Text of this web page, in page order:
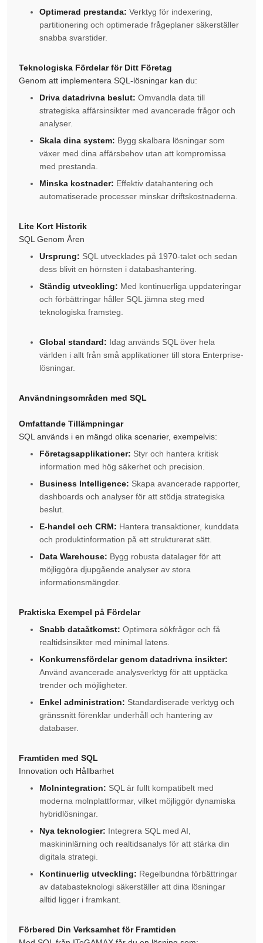
Optimerad prestanda: Verktyg för indexering,
partitionering och optimerade frågeplaner säkerställer
snabba svarstider.
Teknologiska Fördelar för Ditt Företag
Genom att implementera SQL-lösningar kan du:
Driva datadrivna beslut: Omvandla data till
strategiska affärsinsikter med avancerade frågor och
analyser.
Skala dina system: Bygg skalbara lösningar som
växer med dina affärsbehov utan att kompromissa
med prestanda.
Minska kostnader: Effektiv datahantering och
automatiserade processer minskar driftskostnaderna.
Lite Kort Historik
SQL Genom Åren
Ursprung: SQL utvecklades på 1970-talet och sedan
dess blivit en hörnsten i databashantering.
Ständig utveckling: Med kontinuerliga uppdateringar
och förbättringar håller SQL jämna steg med
teknologiska framsteg.
Global standard: Idag används SQL över hela
världen i allt från små applikationer till stora Enterprise-
lösningar.
Användningsområden med SQL
Omfattande Tillämpningar
SQL används i en mängd olika scenarier, exempelvis:
Företagsapplikationer: Styr och hantera kritisk
information med hög säkerhet och precision.
Business Intelligence: Skapa avancerade rapporter,
dashboards och analyser för att stödja strategiska
beslut.
E-handel och CRM: Hantera transaktioner, kunddata
och produktinformation på ett strukturerat sätt.
Data Warehouse: Bygg robusta datalager för att
möjliggöra djupgående analyser av stora
informationsmängder.
Praktiska Exempel på Fördelar
Snabb dataåtkomst: Optimera sökfrågor och få
realtidsinsikter med minimal latens.
Konkurrensfördelar genom datadrivna insikter:
Använd avancerade analysverktyg för att upptäcka
trender och möjligheter.
Enkel administration: Standardiserade verktyg och
gränssnitt förenklar underhåll och hantering av
databaser.
Framtiden med SQL
Innovation och Hållbarhet
Molnintegration: SQL är fullt kompatibelt med
moderna molnplattformar, vilket möjliggör dynamiska
hybridlösningar.
Nya teknologier: Integrera SQL med AI,
maskininlärning och realtidsanalys för att stärka din
digitala strategi.
Kontinuerlig utveckling: Regelbundna förbättringar
av databasteknologi säkerställer att dina lösningar
alltid ligger i framkant.
Förbered Din Verksamhet för Framtiden